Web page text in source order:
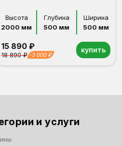
Высота
2000 мм
Глубина
500 мм
Ширина
500 мм
15 890 ₽
18 890 ₽ -3 000 ₽
купить
и услуги